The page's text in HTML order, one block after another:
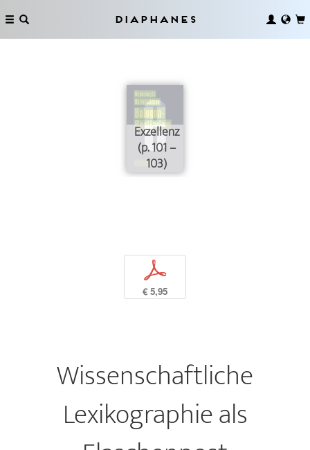
Diaphanes
Exzellenz
(p. 101 –
103)
p
€ 5,95
Wissenschaftliche
Lexikographie als